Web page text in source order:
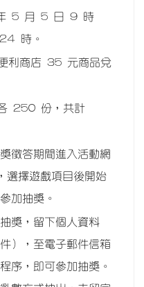
5 月 5 日 9 時
時。
利商店 35 元商品兌
250 份，共計
徵答期間進入活動網
選擇遊戲項目後開始
加抽獎。
獎，留下個人資料
），至電子郵件信箱
序，即可參加抽獎。